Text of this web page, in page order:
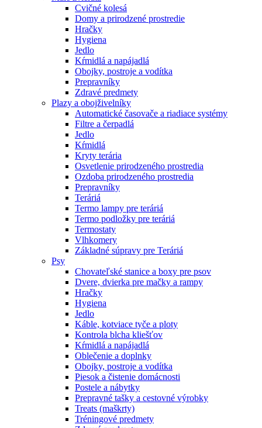
Cvičné kolesá
Domy a prirodzené prostredie
Hračky
Hygiena
Jedlo
Kŕmidlá a napájadlá
Obojky, postroje a vodítka
Prepravníky
Zdravé predmety
Plazy a obojživelníky
Automatické časovače a riadiace systémy
Filtre a čerpadlá
Jedlo
Kŕmidlá
Kryty terária
Osvetlenie prirodzeného prostredia
Ozdoba prirodzeného prostredia
Prepravníky
Teráriá
Termo lampy pre teráriá
Termo podložky pre teráriá
Termostaty
Vlhkomery
Základné súpravy pre Teráriá
Psy
Chovateľské stanice a boxy pre psov
Dvere, dvierka pre mačky a rampy
Hračky
Hygiena
Jedlo
Káble, kotviace tyče a ploty
Kontrola blcha kliešťov
Kŕmidlá a napájadlá
Oblečenie a doplnky
Obojky, postroje a vodítka
Piesok a čistenie domácnosti
Postele a nábytky
Prepravné tašky a cestovné výrobky
Treats (maškrty)
Tréningové predmety